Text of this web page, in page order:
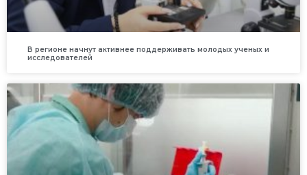
В регионе начнут активнее поддерживать молодых ученых и
исследователей